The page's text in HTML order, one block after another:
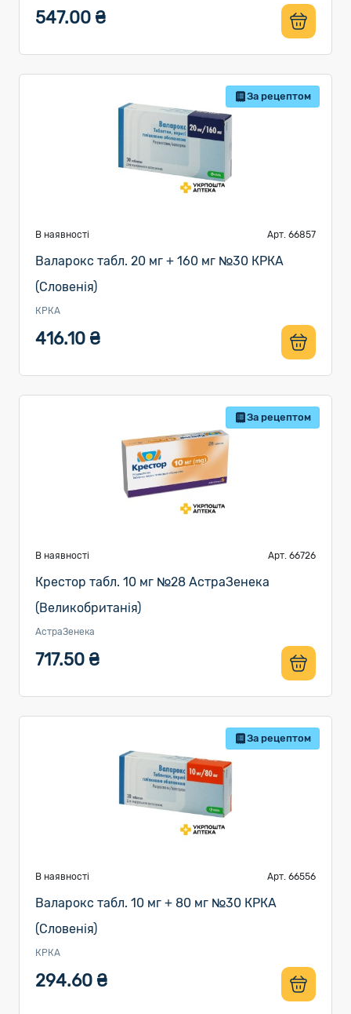
547.00 ₴
За рецептом
В наявності Арт. 66857
Валарокс табл. 20 мг + 160 мг №30 КРКА
(Словенія)
КРКА
416.10 ₴
За рецептом
В наявності Арт. 66726
Крестор табл. 10 мг №28 АстраЗенека
(Великобританія)
АстраЗенека
717.50 ₴
За рецептом
В наявності Арт. 66556
Валарокс табл. 10 мг + 80 мг №30 КРКА
(Словенія)
КРКА
294.60 ₴